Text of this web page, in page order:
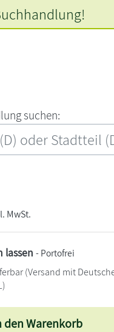
‍s‍u‍c‍h‍e‍n‍:‍
MwSt.
lassen - Portofrei
(Versand mit
den Warenkorb